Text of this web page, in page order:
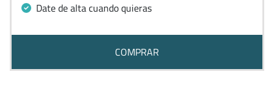
Date de alta cuando quieras
COMPRAR